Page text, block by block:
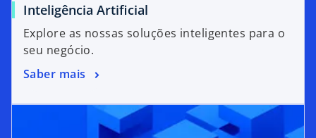
Inteligência Artificial
Explore as nossas soluções inteligentes para o
seu negócio.
Saber mais